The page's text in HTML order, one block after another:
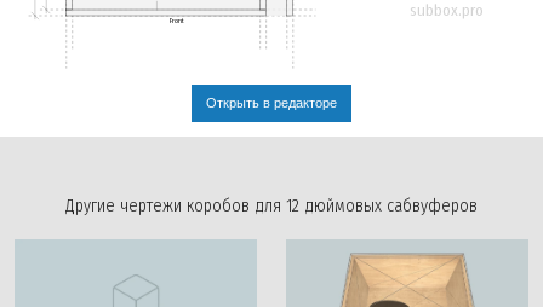
Front
subbox.pro
Открыть в редакторе
Другие чертежи коробов для 12 дюймовых сабвуферов